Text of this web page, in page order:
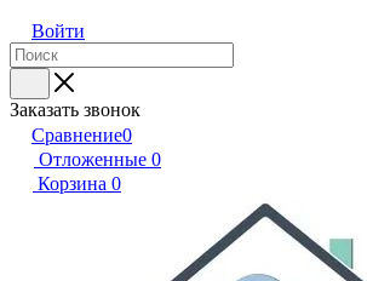
Войти
Заказать звонок
Сравнение0
Отложенные 0
Корзина 0